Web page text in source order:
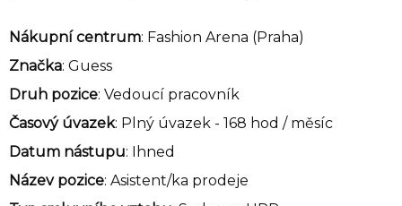
Nákupní centrum: Fashion Arena (Praha)
Značka: Guess
Druh pozice: Vedoucí pracovník
Časový úvazek: Plný úvazek - 168 hod / měsíc
Datum nástupu: Ihned
Název pozice: Asistent/ka prodeje